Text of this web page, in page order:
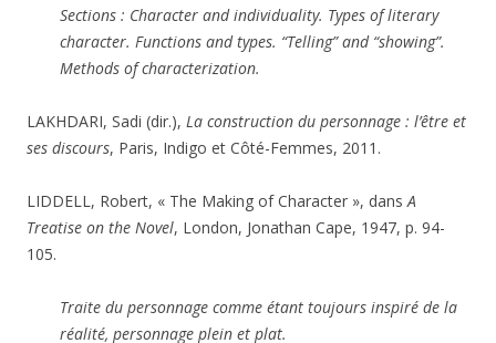
Sections : Character and individuality. Types of literary
character. Functions and types. “Telling” and “showing”.
Methods of characterization.
LAKHDARI, Sadi (dir.), La construction du personnage : l’être et
ses discours, Paris, Indigo et Côté-Femmes, 2011.
LIDDELL, Robert, « The Making of Character », dansA
Treatise on the Novel, London, Jonathan Cape, 1947, p. 94-
105.
Traite du personnage comme étant toujours inspiré de la
réalité, personnage plein et plat.